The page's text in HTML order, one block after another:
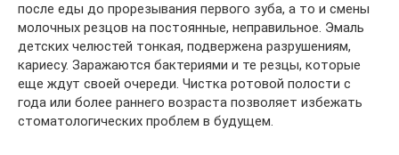
после еды до прорезывания первого зуба, а то и смены
молочных резцов на постоянные, неправильное. Эмаль
детских челюстей тонкая, подвержена разрушениям,
кариесу. Заражаются бактериями и те резцы, которые
еще ждут своей очереди. Чистка ротовой полости с
года или более раннего возраста позволяет избежать
стоматологических проблем в будущем.